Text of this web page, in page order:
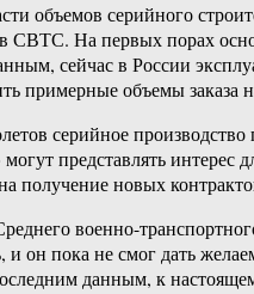
объемов серийного
СВТС. На первых порах
сейчас в России
примерные объемы
серийное
представлять интерес
получение новых
военно-
он пока не смог дать
данным, к